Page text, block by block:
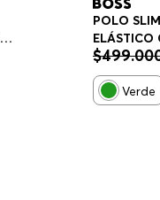
POLO
ELÁSTICO
POLO
$499.
Verde